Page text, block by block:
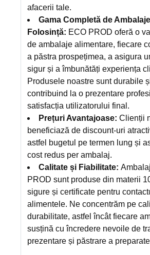
afacerii tale.
Gama Completă de
Folosință: ECO PROD oferă o
de ambalaje alimentare, fiecare
a păstra prospețimea, a asigura
sigur și a îmbunătăți experiența
Produsele noastre sunt durabile
contribuind la o prezentare
satisfacția utilizatorului final.
Prețuri Avantajoase: Clienții
beneficiază de discount-uri
astfel bugetul pe termen lung și
cost redus per ambalaj.
Calitate și Fiabilitate:
PROD sunt produse din materii
sigure și certificate pentru
alimentele. Ne concentrăm pe
durabilitate, astfel încât fiecare
susțină cu încredere nevoile de
prezentare și păstrare a